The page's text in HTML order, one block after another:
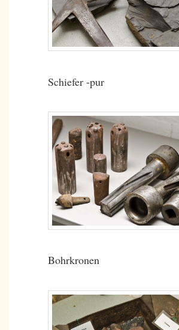
Schiefer -pur
Bohrkronen